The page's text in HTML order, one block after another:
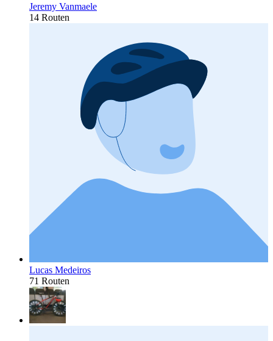
Jeremy Vanmaele
14 Routen
Lucas Medeiros
71 Routen